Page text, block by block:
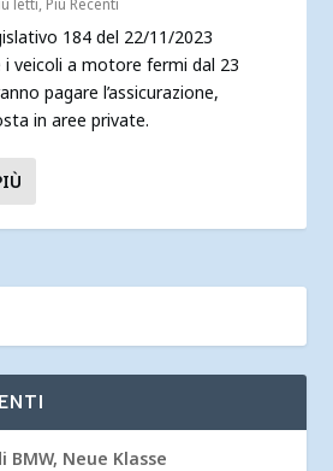
184 del 22/11/2023
i veicoli a motore fermi dal 23
pagare l’assicurazione,
in aree private.
Neue Klasse